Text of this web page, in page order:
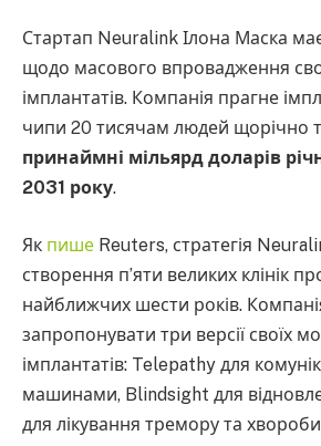
Стартап Neuralink Ілона Маска
щодо масового впровадження
імплантатів. Компанія прагне
чипи 20 тисячам людей щорічно
принаймні мільярд доларів
2031 року.
Як пише Reuters, стратегія
створення п’яти великих клінік
найближчих шести років.
запропонувати три версії своїх
імплантатів: Telepathy для
машинами, Blindsight для
для лікування тремору та